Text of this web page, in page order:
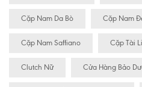
Cặp Nam Da Bò Cặp Nam
Cặp Nam Saffiano Cặp Tài
Clutch Nữ Cửa Hàng Bảo